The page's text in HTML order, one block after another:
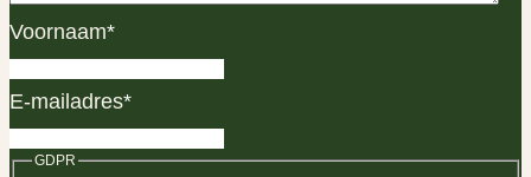
Voornaam*
E-mailadres*
GDPR